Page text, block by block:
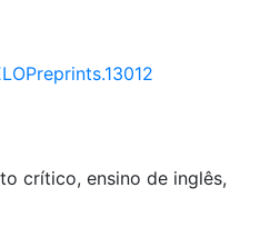
crítico, ensino de inglês,